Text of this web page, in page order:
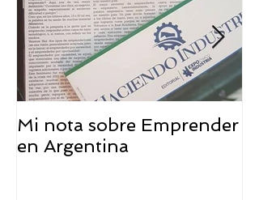
Mi nota sobre Emprender
en Argentina